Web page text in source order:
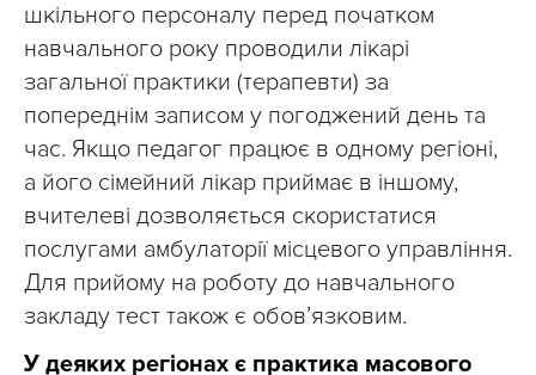
шкільного персоналу перед початком
навчального року проводили лікарі
загальної практики (терапевти) за
попереднім записом у погоджений день та
час. Якщо педагог працює в одному регіоні,
а його сімейний лікар приймає в іншому,
вчителеві дозволяється скористатися
послугами амбулаторії місцевого управління.
Для прийому на роботу до навчального
закладу тест також є обов’язковим.
У деяких регіонах є практика масового